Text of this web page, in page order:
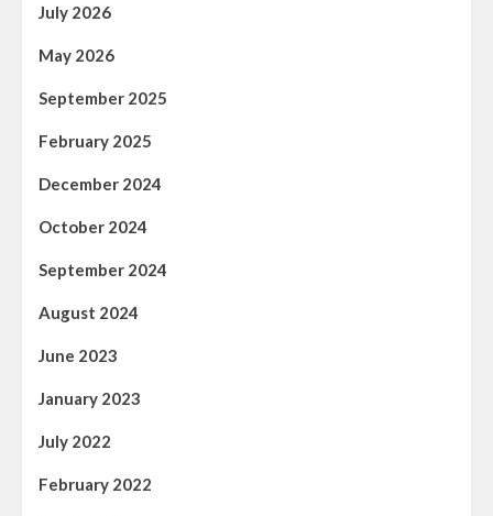
July 2026
May 2026
September 2025
February 2025
December 2024
October 2024
September 2024
August 2024
June 2023
January 2023
July 2022
February 2022